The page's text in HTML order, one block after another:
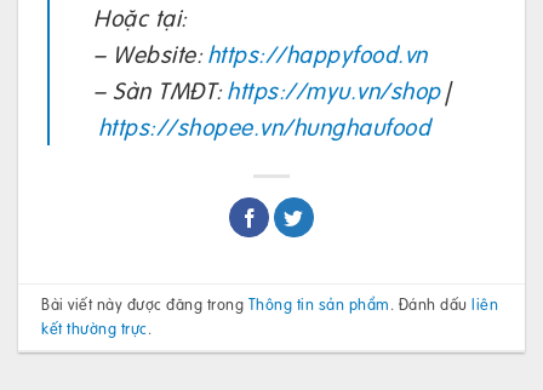
Hoặc tại:
– Website:https://happyfood.vn
– Sàn TMĐT:https://myu.vn/shop|
https://shopee.vn/hunghaufood
Bài viết này được đăng trong Thông tin sản phẩm. Đánh dấuliên
kết thường trực.